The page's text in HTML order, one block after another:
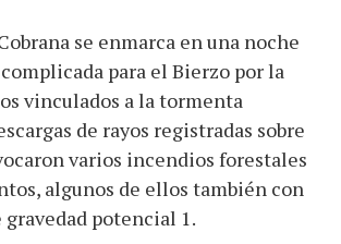
se enmarca en una noche
para el Bierzo por la
vinculados a la tormenta
de rayos registradas sobre
varios incendios forestales
algunos de ellos también con
potencial 1.